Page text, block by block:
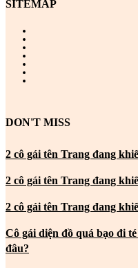
SITEMAP
DON'T MISS
2 cô gái tên Trang đang
2 cô gái tên Trang đang
2 cô gái tên Trang đang
Cô gái diện đồ quá bạo đi
đâu?